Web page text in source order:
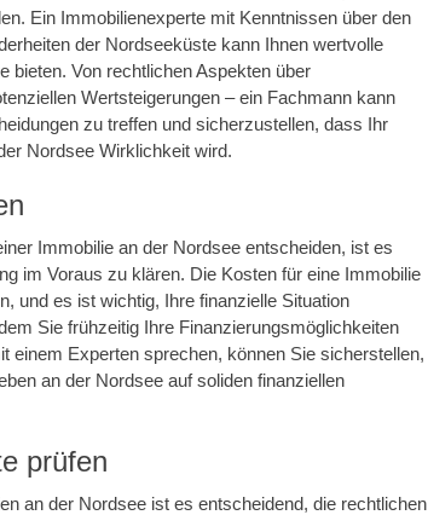
Ein Immobilienexperte mit Kenntnissen über den
der Nordseeküste kann Ihnen wertvolle
bieten. Von rechtlichen Aspekten über
Wertsteigerungen – ein Fachmann kann
zu treffen und sicherzustellen, dass Ihr
Nordsee Wirklichkeit wird.
Immobilie an der Nordsee entscheiden, ist es
im Voraus zu klären. Die Kosten für eine Immobilie
und es ist wichtig, Ihre finanzielle Situation
Sie frühzeitig Ihre Finanzierungsmöglichkeiten
einem Experten sprechen, können Sie sicherstellen,
an der Nordsee auf soliden finanziellen
prüfen
an der Nordsee ist es entscheidend, die rechtlichen